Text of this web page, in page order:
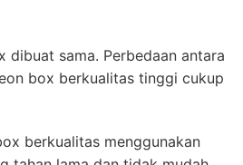
dibuat sama. Perbedaan antara
box berkualitas tinggi cukup
berkualitas menggunakan